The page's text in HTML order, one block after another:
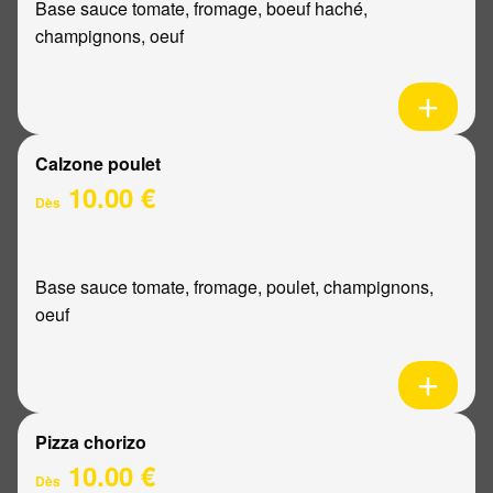
Base sauce tomate, fromage, boeuf haché,
champignons, oeuf
Calzone poulet
Dès 10.00 €
Base sauce tomate, fromage, poulet, champignons,
oeuf
Pizza chorizo
Dès 10.00 €